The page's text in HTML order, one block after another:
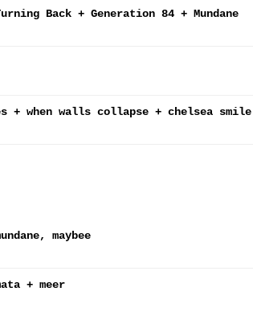
Back + Generation 84 + Mundane
+ when walls collapse + chelsea smile
maybee
+ meer